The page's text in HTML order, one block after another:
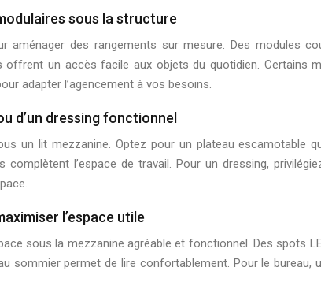
sous la structure
aménager des rangements sur mesure. Des modules
offrent un accès facile aux objets du quotidien. Certains
adapter l’agencement à vos besoins.
d’un dressing fonctionnel
un lit mezzanine. Optez pour un plateau escamotable
l’espace de travail. Pour un dressing,
l’espace utile
sous la mezzanine agréable et fonctionnel. Des spots
sommier permet de lire confortablement. Pour le bureau,